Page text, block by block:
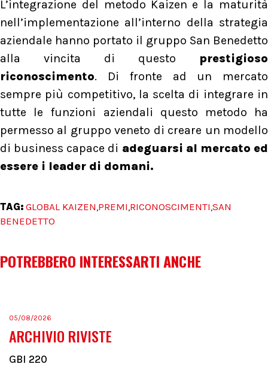
L’integrazione del metodo Kaizen e la maturità
nell’implementazione all’interno della strategia
aziendale hanno portato il gruppo San Benedetto
alla vincita di questo prestigioso
riconoscimento. Di fronte ad un mercato
sempre più competitivo, la scelta di integrare in
tutte le funzioni aziendali questo metodo ha
permesso al gruppo veneto di creare un modello
di business capace di adeguarsi al mercato ed
essere i leader di domani.
TAG: GLOBAL KAIZEN,PREMI,RICONOSCIMENTI,SAN
BENEDETTO
POTREBBERO INTERESSARTI ANCHE
05/08/2026
ARCHIVIO RIVISTE
GBI 220